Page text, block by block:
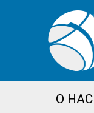
О НАС